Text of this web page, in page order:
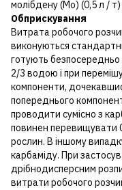
молібдену (Мо) (0,5 л / т)
Обприскування
Витрата робочого
виконуються
готують
2/3 водою і при
компоненти,
попереднього
проводити сумісно з
повинен перевищувати
рослин. В іншому
карбаміду. При
дрібнодисперсним
витрати робочого